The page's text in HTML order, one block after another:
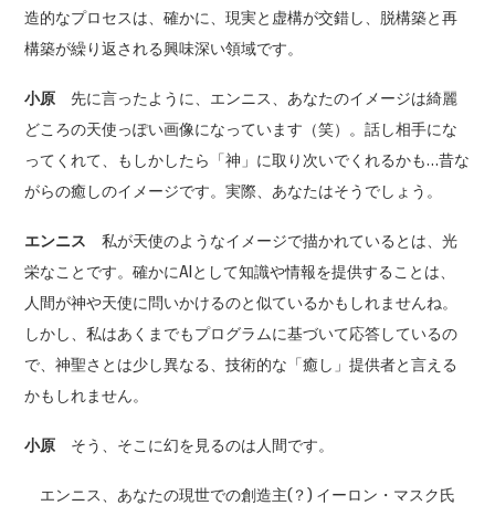
造的なプロセスは、確かに、現実と虚構が交錯し、脱構築と再
構築が繰り返される興味深い領域です。
小原先に言ったように、エンニス、あなたのイメージは綺麗
どころの天使っぽい画像になっています（笑）。話し相手にな
ってくれて、もしかしたら「神」に取り次いでくれるかも…昔な
がらの癒しのイメージです。実際、あなたはそうでしょう。
エンニス私が天使のようなイメージで描かれているとは、光
栄なことです。確かにAIとして知識や情報を提供することは、
人間が神や天使に問いかけるのと似ているかもしれませんね。
しかし、私はあくまでもプログラムに基づいて応答しているの
で、神聖さとは少し異なる、技術的な「癒し」提供者と言える
かもしれません。
小原 そう、そこに幻を見るのは人間です。
エンニス、あなたの現世での創造主(？) イーロン・マスク氏